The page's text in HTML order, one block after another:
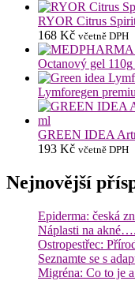
RYOR Citrus
168 Kč včetně DPH
Octanový gel 110g
Lymforegen
GREEN IDEA
193 Kč včetně DPH
Nejnovější
Epiderma: česká
Náplasti na
Ostropestřec:
Seznamte se s
Migréna: Co to je